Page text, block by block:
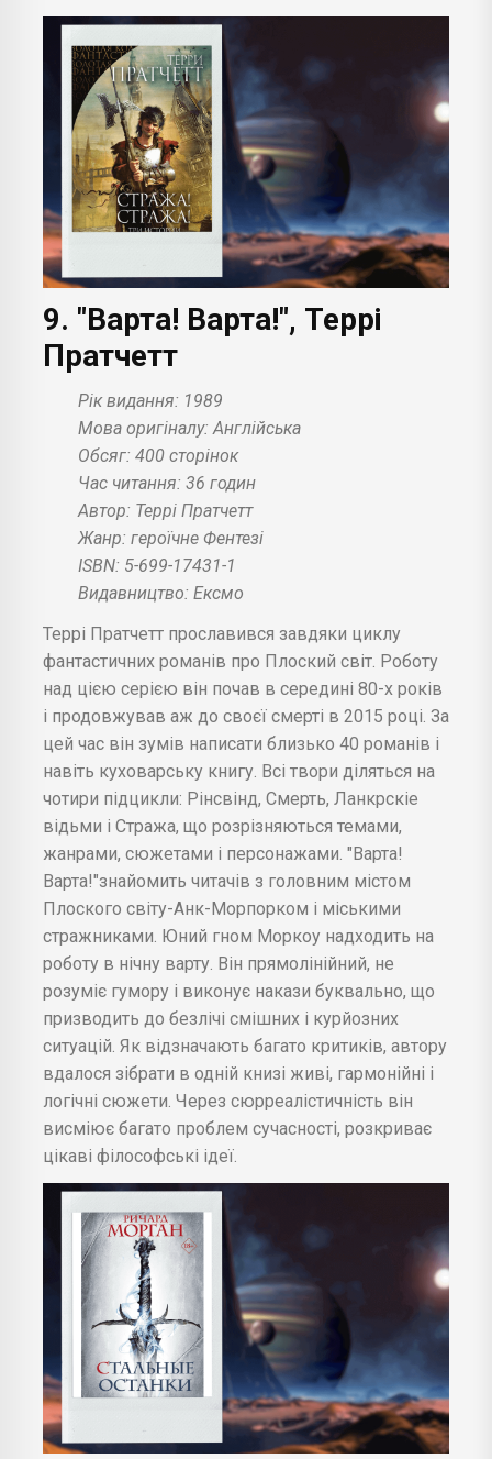
9. "Варта! Варта!", Террі
Пратчетт
Рік видання: 1989
Мова оригіналу: Англійська
Обсяг: 400 сторінок
Час читання: 36 годин
Автор: Террі Пратчетт
Жанр: героїчне Фентезі
ISBN: 5-699-17431-1
Видавництво: Ексмо
Террі Пратчетт прославився завдяки циклу
фантастичних романів про Плоский світ. Роботу
над цією серією він почав в середині 80-х років
і продовжував аж до своєї смерті в 2015 році. За
цей час він зумів написати близько 40 романів і
навіть куховарську книгу. Всі твори діляться на
чотири підцикли: Рінсвінд, Смерть, Ланкрскіе
відьми і Стража, що розрізняються темами,
жанрами, сюжетами і персонажами. "Варта!
Варта!"знайомить читачів з головним містом
Плоского світу-Анк-Морпорком і міськими
стражниками. Юний гном Моркоу надходить на
роботу в нічну варту. Він прямолінійний, не
розуміє гумору і виконує накази буквально, що
призводить до безлічі смішних і курйозних
ситуацій. Як відзначають багато критиків, автору
вдалося зібрати в одній книзі живі, гармонійні і
логічні сюжети. Через сюрреалістичність він
висміює багато проблем сучасності, розкриває
цікаві філософські ідеї.